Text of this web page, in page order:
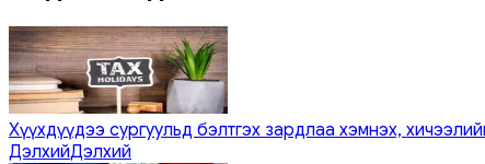
Хүүхдүүдээ сургуульд бэлтгэх зардлаа хэмнэх,
ДэлхийДэлхий